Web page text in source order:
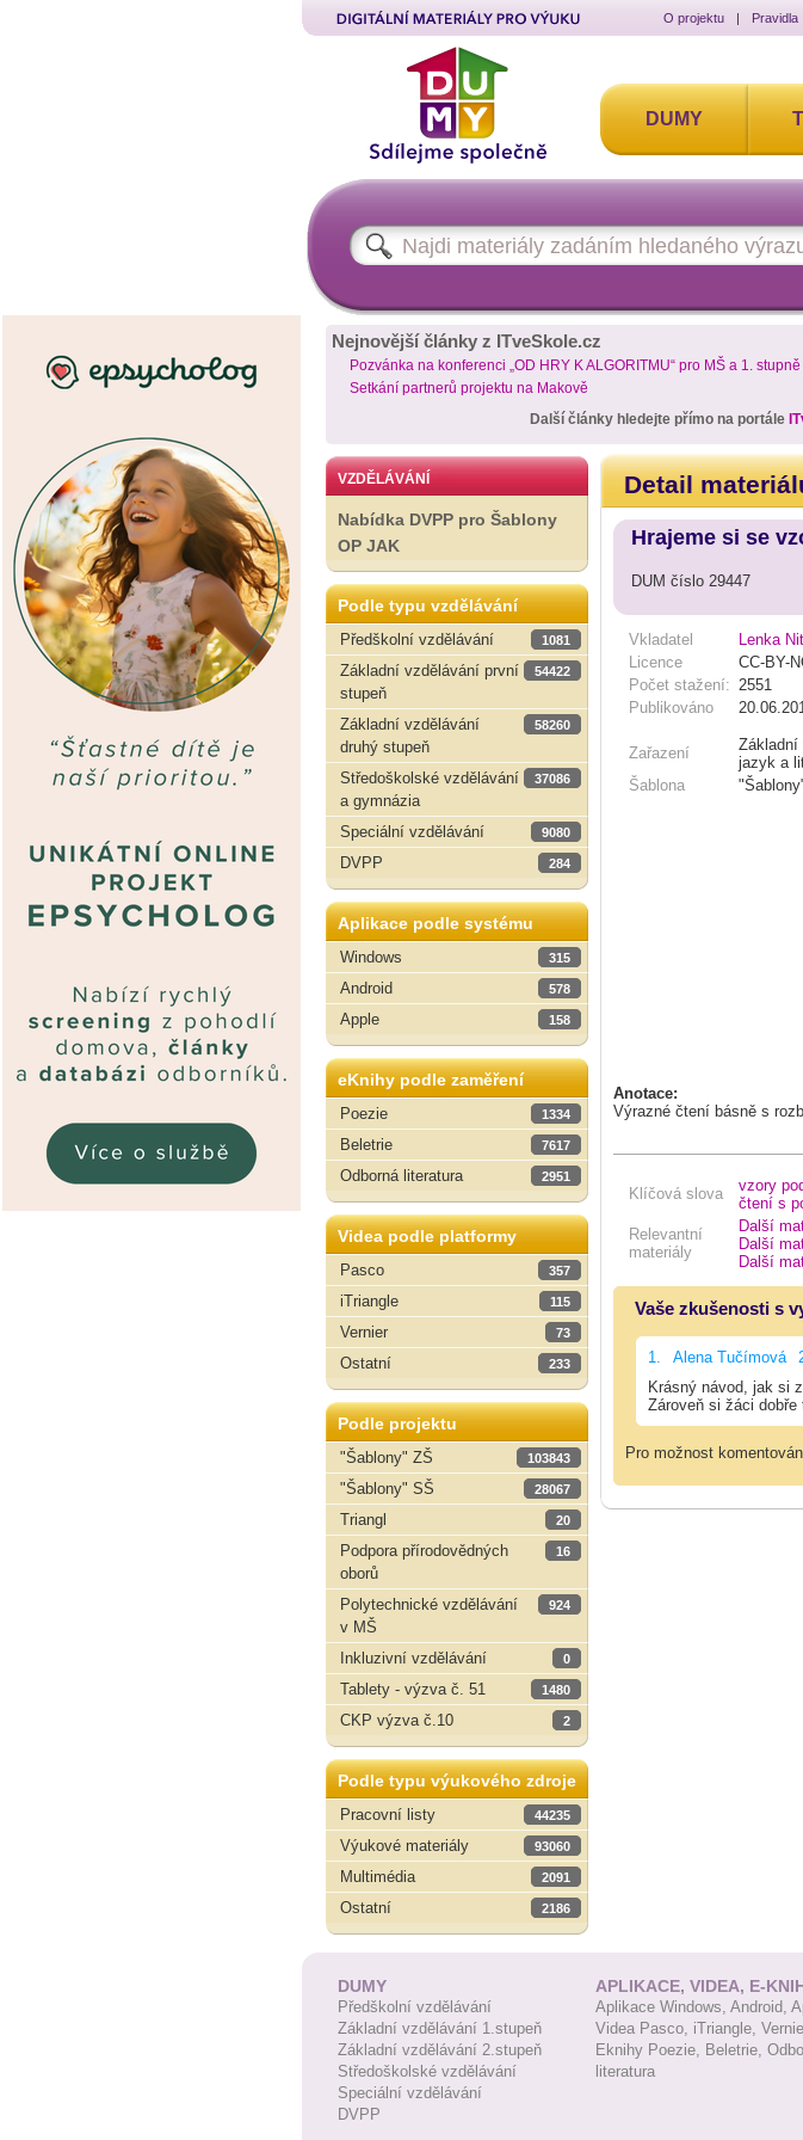
O projektu | Pravidla
DUMY
Nejnovější články z ITveSkole.cz
Pozvánka na konferenci „OD HRY K ALGORITMU“ pro MŠ a 1. stupně
Setkání partnerů projektu na Makově
Další články hledejte přímo na portále
VZDĚLÁVÁNÍ
Nabídka DVPP pro Šablony
OP JAK
Podle typu vzdělávání
Předškolní vzdělávání
1081
Základní vzdělávání první
stupeň
54422
Základní vzdělávání
druhý stupeň
58260
Středoškolské vzdělávání
a gymnázia
37086
Speciální vzdělávání 9080
DVPP 284
Aplikace podle systému
Windows
315
Android 578
Apple 158
eKnihy podle zaměření
Poezie
1334
Beletrie 7617
Odborná literatura 2951
Videa podle platformy
Pasco
357
iTriangle 115
Vernier 73
Ostatní 233
Podle projektu
"Šablony" ZŠ
103843
"Šablony" SŠ 28067
Triangl 20
Podpora přírodovědných
oborů
16
Polytechnické vzdělávání
v MŠ
924
Inkluzivní vzdělávání 0
Tablety - výzva č. 51 1480
CKP výzva č.10 2
Podle typu výukového zdroje
Pracovní listy
44235
Výukové materiály 93060
Multimédia 2091
Ostatní 2186
Detail
Hrajeme si se
DUM číslo 29447
Vkladatel
Lenka
Licence
CC-BY-
Počet stažení: 2551
Publikováno
Zařazení
Základní
jazyk a
Šablona
Anotace:
Výrazné čtení básně s
Klíčová slova vzory
čtení s
Relevantní
materiály
Další
Další
Další
Vaše zkušenosti s
1. Alena Tučímová
Krásný návod, jak si
Zároveň si žáci
Pro možnost
DUMY
Předškolní vzdělávání
Základní vzdělávání 1.stupeň
Základní vzdělávání 2.stupeň
Středoškolské vzdělávání
Speciální vzdělávání
DVPP
APLIKACE, VIDEA, E-
Aplikace Windows, Android,
Videa Pasco, iTriangle,
Eknihy Poezie, Beletrie,
literatura